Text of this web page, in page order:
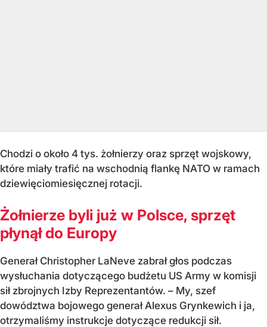
Chodzi o około 4 tys. żołnierzy oraz sprzęt wojskowy,
które miały trafić na wschodnią flankę NATO w ramach
dziewięciomiesięcznej rotacji.
Żołnierze byli już w Polsce, sprzęt
płynął do Europy
Generał Christopher LaNeve zabrał głos podczas
wysłuchania dotyczącego budżetu US Army w komisji
sił zbrojnych Izby Reprezentantów. – My, szef
dowództwa bojowego generał Alexus Grynkewich i ja,
otrzymaliśmy instrukcje dotyczące redukcji sił.